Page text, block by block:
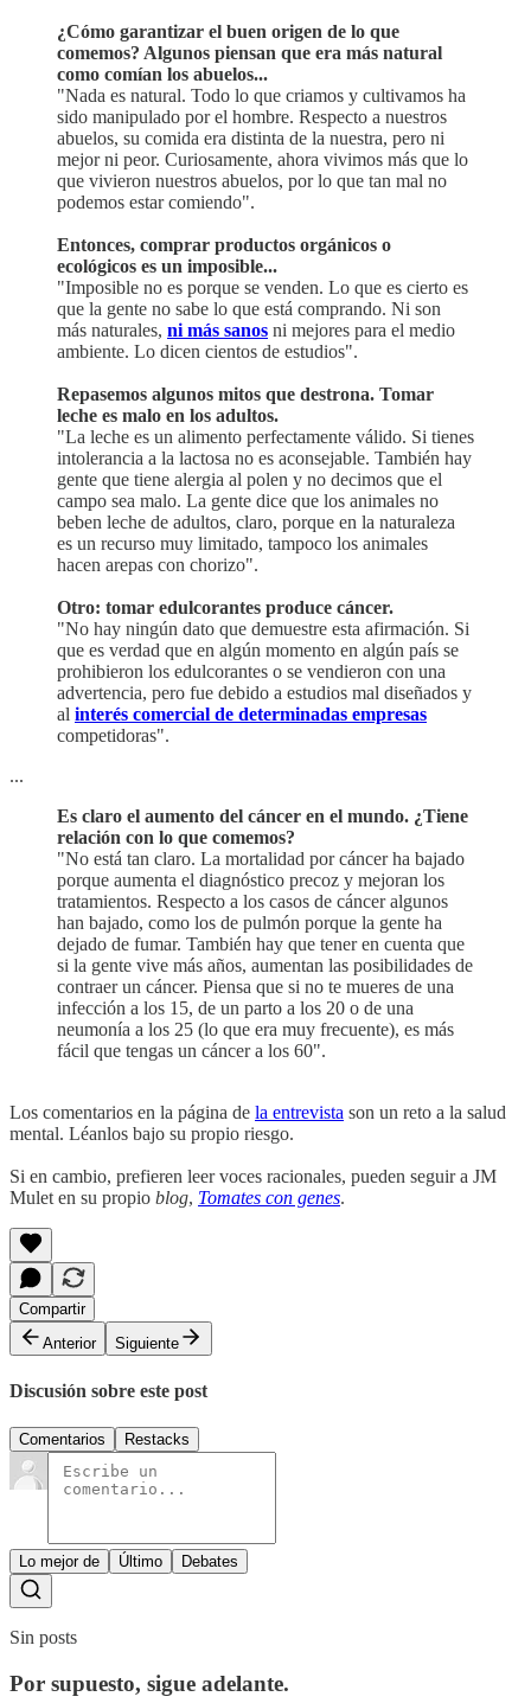
¿Cómo garantizar el buen origen de lo que
comemos? Algunos piensan que era más natural
como comían los abuelos...
"Nada es natural. Todo lo que criamos y cultivamos ha
sido manipulado por el hombre. Respecto a nuestros
abuelos, su comida era distinta de la nuestra, pero ni
mejor ni peor. Curiosamente, ahora vivimos más que lo
que vivieron nuestros abuelos, por lo que tan mal no
podemos estar comiendo".
Entonces, comprar productos orgánicos o
ecológicos es un imposible...
"Imposible no es porque se venden. Lo que es cierto es
que la gente no sabe lo que está comprando. Ni son
más naturales, ni más sanos ni mejores para el medio
ambiente. Lo dicen cientos de estudios".
Repasemos algunos mitos que destrona. Tomar
leche es malo en los adultos.
"La leche es un alimento perfectamente válido. Si tienes
intolerancia a la lactosa no es aconsejable. También hay
gente que tiene alergia al polen y no decimos que el
campo sea malo. La gente dice que los animales no
beben leche de adultos, claro, porque en la naturaleza
es un recurso muy limitado, tampoco los animales
hacen arepas con chorizo".
Otro: tomar edulcorantes produce cáncer.
"No hay ningún dato que demuestre esta afirmación. Si
que es verdad que en algún momento en algún país se
prohibieron los edulcorantes o se vendieron con una
advertencia, pero fue debido a estudios mal diseñados y
al interés comercial de determinadas empresas
competidoras".
...
Es claro el aumento del cáncer en el mundo. ¿Tiene
relación con lo que comemos?
"No está tan claro. La mortalidad por cáncer ha bajado
porque aumenta el diagnóstico precoz y mejoran los
tratamientos. Respecto a los casos de cáncer algunos
han bajado, como los de pulmón porque la gente ha
dejado de fumar. También hay que tener en cuenta que
si la gente vive más años, aumentan las posibilidades de
contraer un cáncer. Piensa que si no te mueres de una
infección a los 15, de un parto a los 20 o de una
neumonía a los 25 (lo que era muy frecuente), es más
fácil que tengas un cáncer a los 60".
Los comentarios en la página de la entrevista son un reto a la salud
mental. Léanlos bajo su propio riesgo.
Si en cambio, prefieren leer voces racionales, pueden seguir a JM
Mulet en su propio blog, Tomates con genes.
Compartir
Anterior
Siguiente
Discusión sobre este post
Comentarios Restacks
Lo mejor de Último Debates
Sin posts
Por supuesto, sigue adelante.